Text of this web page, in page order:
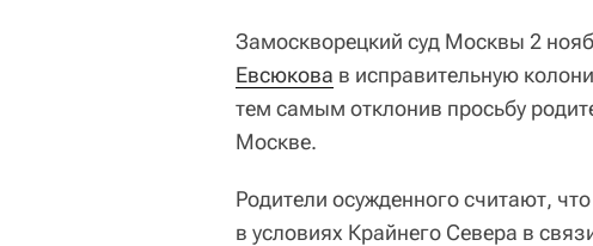
Замоскворецкий суд Москвы 2
Евсюкова в исправительную
тем самым отклонив просьбу
Москве.
Родители осужденного считают,
в условиях Крайнего Севера в